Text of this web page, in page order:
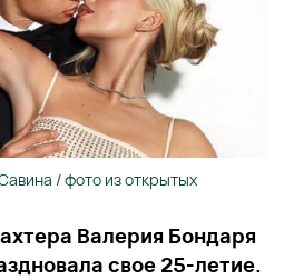
/ фото из открытых
Валерия Бондаря
свое 25-летие.